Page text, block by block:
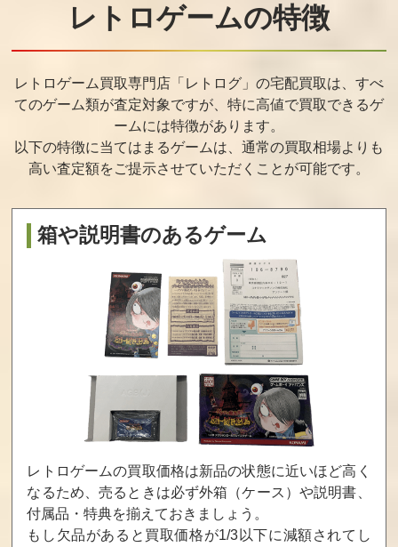
買取価格 買取価格 買取価格
大乱闘スマッシ
ーゲームキュー
ブコントローラ
接続タップセッ
352
零 濡鴉ノ巫女
300
マリオパーティ1
ゼルダの伝説
ブレス オブ ザ
New スーパール
イージ U
買取価格
300
Wii Party U
買取価格
250
キャラクターズ
大集合! SFドタ
バタパーティー!
!
買取価格
ス
買取価格
フィニティ スタ
ーター・パック
買取価格
レトロゲームの特徴
レトロゲーム買取専門店「レトログ」の宅配買取は、すべ
てのゲーム類が査定対象ですが、 特に高値で買取できるゲ
ームには特徴があります。
以下の特徴に当てはまるゲームは、通常の買取相場よりも
高い査定額をご提示させていただくことが可能です。
箱や説明書のあるゲーム
レトロゲームの買取価格は新品の状態に近いほど高く
なるため、売るときは必ず外箱（ケース）や説明書、
付属品・特典を揃えておきましょう。
もし欠品があると買取価格が1/3以下に減額されてし